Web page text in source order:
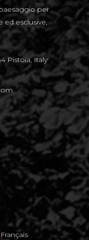
per
ed esclusive,
Pistoia, Italy
Français